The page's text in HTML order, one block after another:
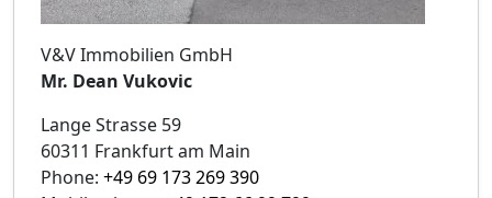
V&V Immobilien GmbH
Mr. Dean Vukovic
Lange Strasse 59
60311 Frankfurt am Main
Phone: +49 69 173 269 390